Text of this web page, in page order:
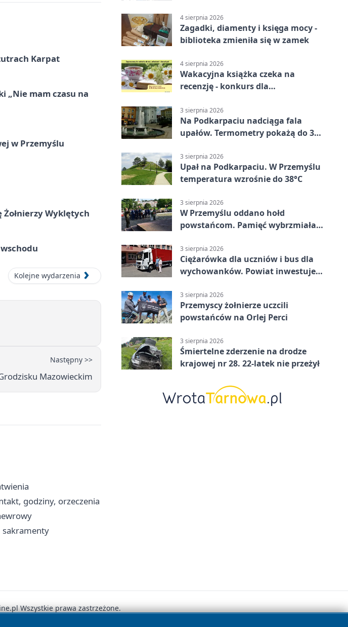
Karpat
„Nie mam czasu na
w Przemyślu
Wyklętych
Kolejne wydarzenia
Następny >>
Mazowieckim
godziny, orzeczenia
sakramenty
4 sierpnia 2026
Zagadki, diamenty i księga mocy -
biblioteka zmieniła się w zamek
4 sierpnia 2026
Wakacyjna książka czeka na
recenzję - konkurs dla
3 sierpnia 2026
Na Podkarpaciu nadciąga fala
upałów. Termometry pokażą do 36
3 sierpnia 2026
Upał na Podkarpaciu. W Przemyślu
temperatura wzrośnie do 38°C
3 sierpnia 2026
W Przemyślu oddano hołd
powstańcom. Pamięć wybrzmiała
3 sierpnia 2026
Ciężarówka dla uczniów i bus dla
wychowanków. Powiat inwestuje
3 sierpnia 2026
Przemyscy żołnierze uczcili
powstańców na Orlej Perci
3 sierpnia 2026
Śmiertelne zderzenie na drodze
krajowej nr 28. 22-latek nie przeżył
Wszystkie prawa zastrzeżone.